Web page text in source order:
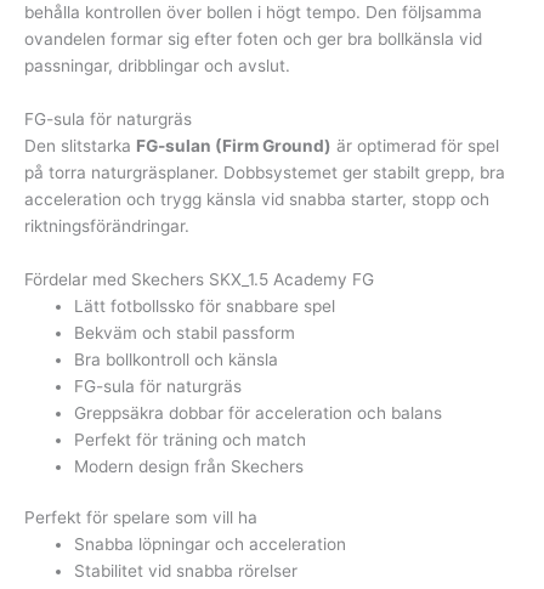
behålla kontrollen över bollen i högt tempo. Den följsamma
ovandelen formar sig efter foten och ger bra bollkänsla vid
passningar, dribblingar och avslut.
FG-sula för naturgräs
Den slitstarka FG-sulan (Firm Ground) är optimerad för spel
på torra naturgräsplaner. Dobbsystemet ger stabilt grepp, bra
acceleration och trygg känsla vid snabba starter, stopp och
riktningsförändringar.
Fördelar med Skechers SKX_1.5 Academy FG
Lätt fotbollssko för snabbare spel
Bekväm och stabil passform
Bra bollkontroll och känsla
FG-sula för naturgräs
Greppsäkra dobbar för acceleration och balans
Perfekt för träning och match
Modern design från Skechers
Perfekt för spelare som vill ha
Snabba löpningar och acceleration
Stabilitet vid snabba rörelser